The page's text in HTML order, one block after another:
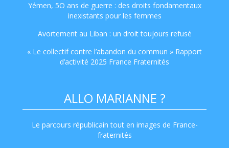
Yémen, 5O ans de guerre : des droits fondamentaux
inexistants pour les femmes
Avortement au Liban : un droit toujours refusé
« Le collectif contre l’abandon du commun » Rapport
d’activité 2025 France Fraternités
ALLO MARIANNE ?
Le parcours républicain tout en images de France-
fraternités